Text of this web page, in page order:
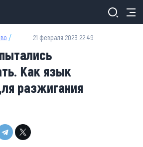
/ 21 февраля 2023 22:49
Как язык
разжигания